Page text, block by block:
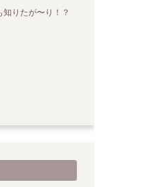
りたが〜り！？